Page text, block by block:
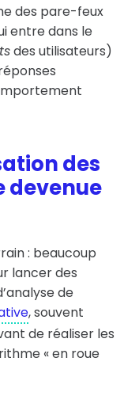
des pare-feux
entre dans le
des utilisateurs)
des
devenue
: beaucoup
lancer des
de
, souvent
de réaliser les
« en roue